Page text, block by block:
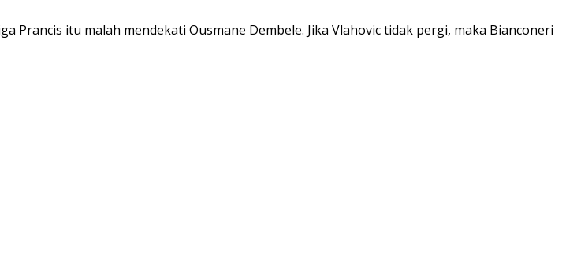
itu malah mendekati Ousmane Dembele. Jika Vlahovic tidak pergi, maka Bianconeri